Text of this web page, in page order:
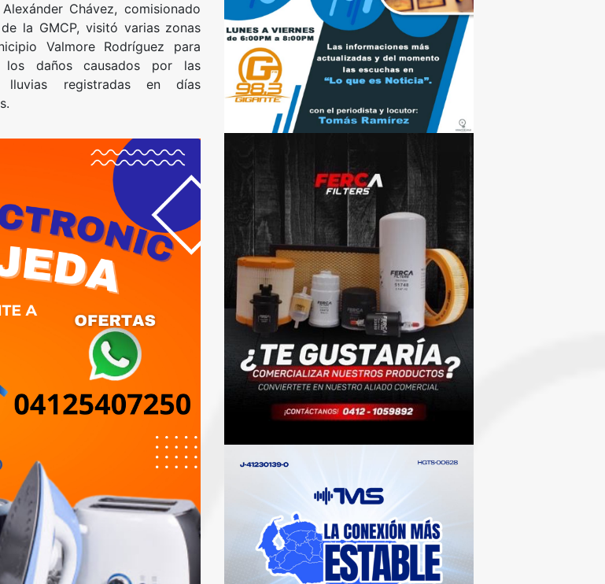
Alexánder Chávez, comisionado
la GMCP, visitó varias zonas
Valmore Rodríguez para
los daños causados por las
lluvias registradas en días